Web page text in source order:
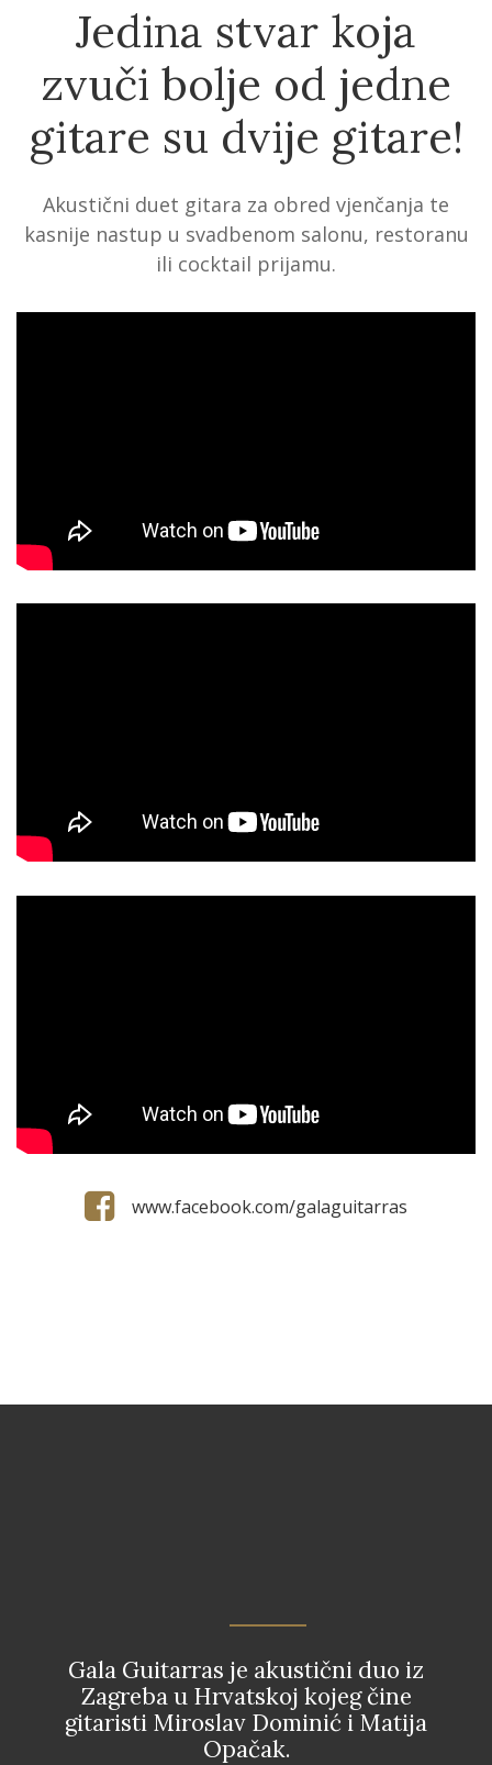
Jedina stvar koja
zvuči bolje od jedne
gitare su dvije gitare!
Akustični duet gitara za obred vjenčanja te
kasnije nastup u svadbenom salonu, restoranu
ili cocktail prijamu.
www.facebook.com/galaguitarras
Gala Guitarras je akustični duo iz
Zagreba u Hrvatskoj kojeg čine
gitaristi Miroslav Dominić i Matija
Opačak.